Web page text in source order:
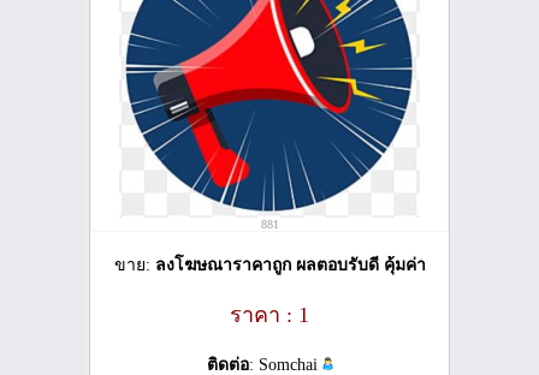
881
ขาย: ลงโฆษณาราคาถูก ผลตอบรับดี คุ้มค่า
ราคา : 1
ติดต่อ: Somchai